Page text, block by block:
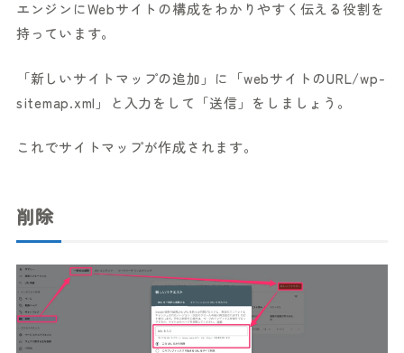
エンジンにWebサイトの構成をわかりやすく伝える役割を
持っています。
「新しいサイトマップの追加」に「webサイトのURL/wp-
sitemap.xml」と入力をして「送信」をしましょう。
これでサイトマップが作成されます。
削除